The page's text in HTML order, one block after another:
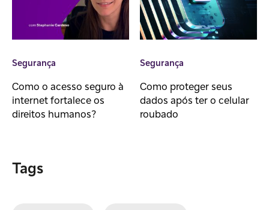
Segurança
Como o acesso seguro à
internet fortalece os
direitos humanos?
Segurança
Como proteger seus
dados após ter o celular
roubado
Tags